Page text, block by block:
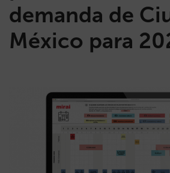
demanda de
México para